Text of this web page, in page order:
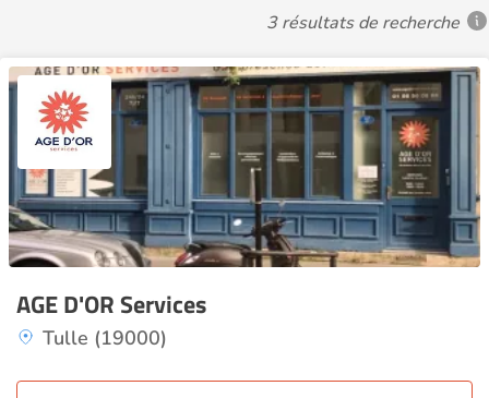
3 résultats de recherche
AGE D'OR Services
Tulle (19000)